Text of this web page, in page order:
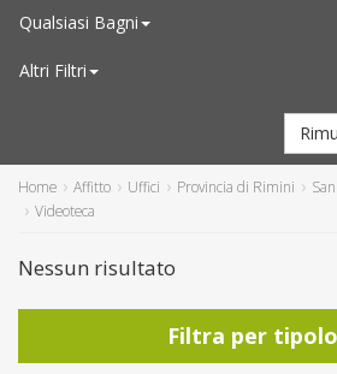
Qualsiasi Bagni
Altri Filtri
Home Affitto Uffici Provincia di Rimini
Videoteca
Nessun risultato
Filtra per